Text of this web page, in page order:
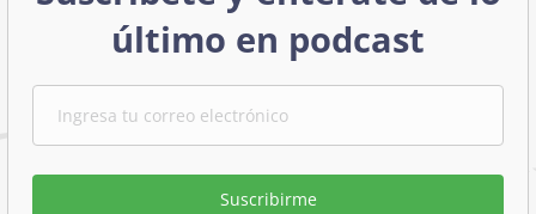
último en podcast
Suscribirme